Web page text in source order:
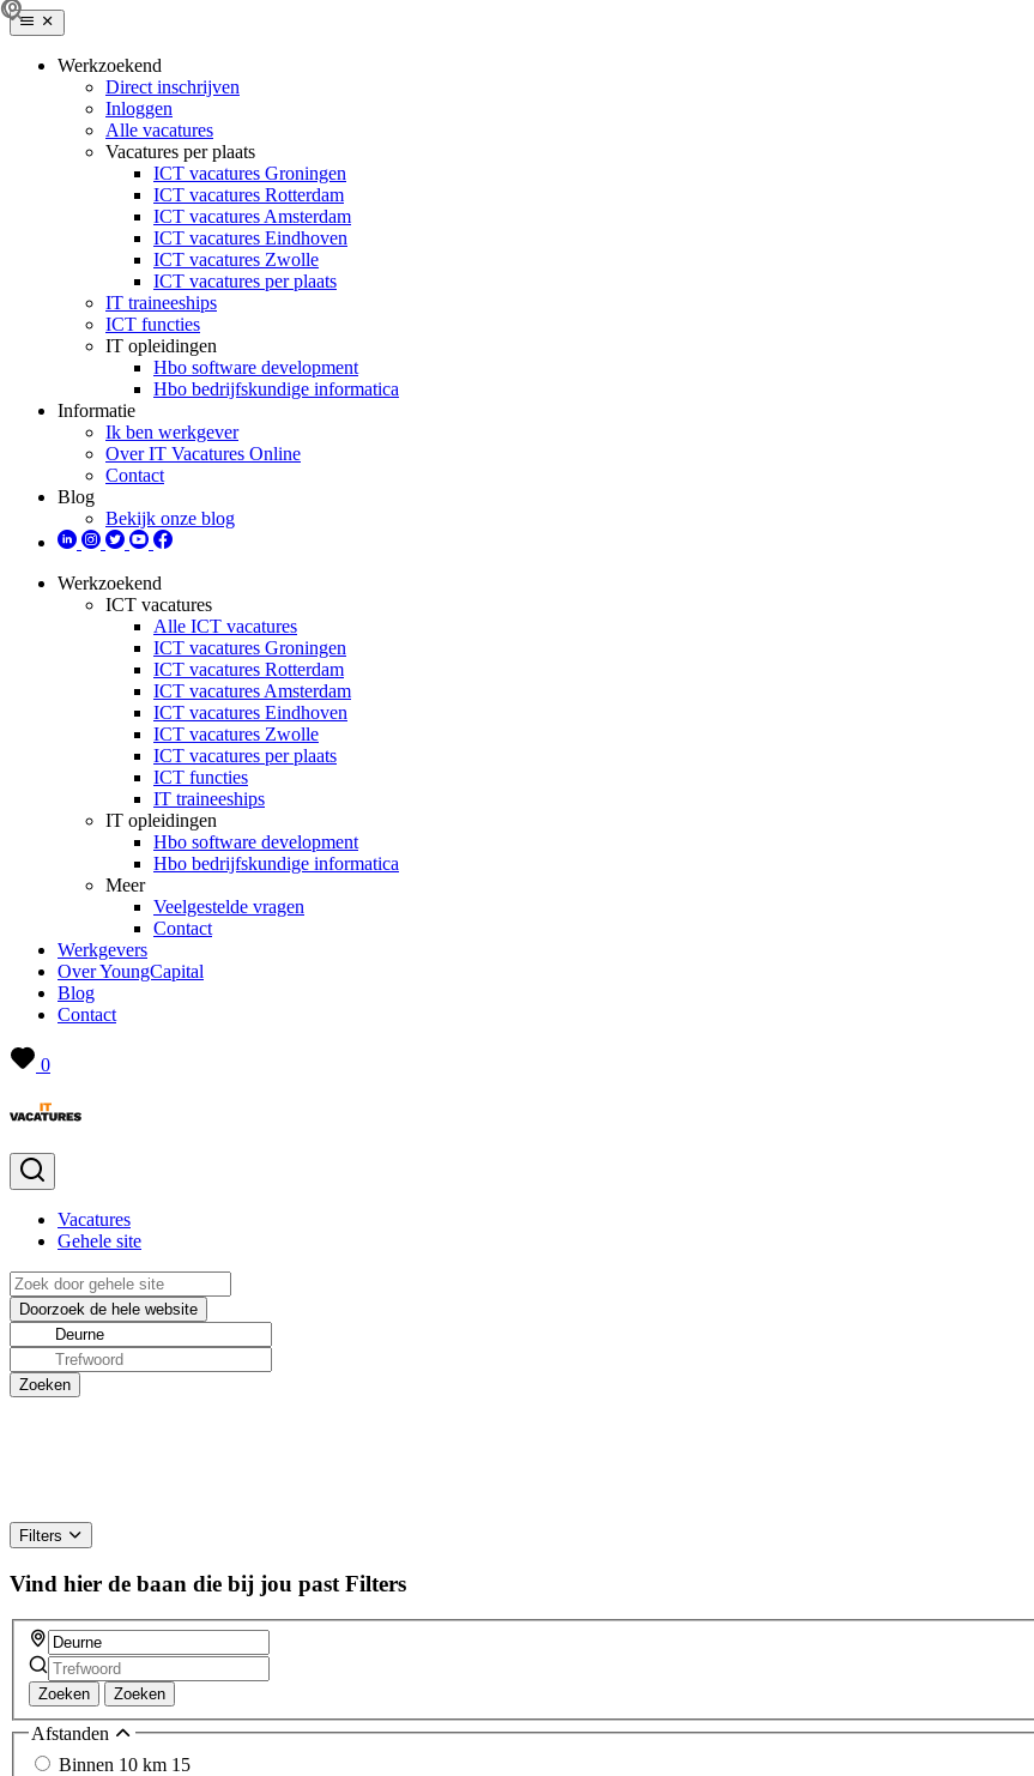
Werkzoekend
Direct inschrijven
Inloggen
Alle vacatures
Vacatures per plaats
ICT vacatures Groningen
ICT vacatures Rotterdam
ICT vacatures Amsterdam
ICT vacatures Eindhoven
ICT vacatures Zwolle
ICT vacatures per plaats
IT traineeships
ICT functies
IT opleidingen
Hbo software development
Hbo bedrijfskundige informatica
Informatie
Ik ben werkgever
Over IT Vacatures Online
Contact
Blog
Bekijk onze blog
Werkzoekend
ICT vacatures
Alle ICT vacatures
ICT vacatures Groningen
ICT vacatures Rotterdam
ICT vacatures Amsterdam
ICT vacatures Eindhoven
ICT vacatures Zwolle
ICT vacatures per plaats
ICT functies
IT traineeships
IT opleidingen
Hbo software development
Hbo bedrijfskundige informatica
Meer
Veelgestelde vragen
Contact
Werkgevers
Over YoungCapital
Blog
Contact
0
Vacatures
Gehele site
Filters
Vind hier de baan die bij jou past Filters
Zoeken Zoeken
Afstanden
Binnen 10 km 15